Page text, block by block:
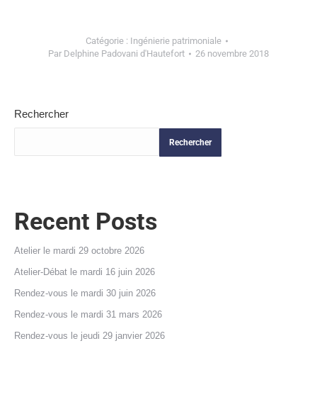
Catégorie : Ingénierie patrimoniale
Par Delphine Padovani d'Hautefort 26 novembre 2018
Rechercher
Rechercher
Recent Posts
Atelier le mardi 29 octobre 2026
Atelier-Débat le mardi 16 juin 2026
Rendez-vous le mardi 30 juin 2026
Rendez-vous le mardi 31 mars 2026
Rendez-vous le jeudi 29 janvier 2026